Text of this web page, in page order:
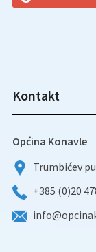
Kontakt
Općina Konavle
Trumbićev
+385 (0)20